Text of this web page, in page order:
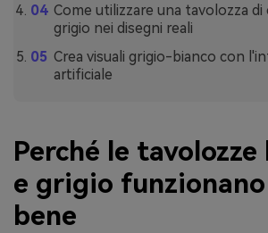
Come utilizzare una tavolozza
grigio nei disegni reali
Crea visuali grigio-bianco con
artificiale
Perché le tavolozze
e grigio funzionano
bene